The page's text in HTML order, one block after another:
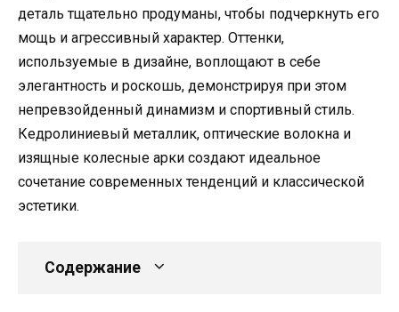
деталь тщательно продуманы, чтобы подчеркнуть его
мощь и агрессивный характер. Оттенки,
используемые в дизайне, воплощают в себе
элегантность и роскошь, демонстрируя при этом
непревзойденный динамизм и спортивный стиль.
Кедролиниевый металлик, оптические волокна и
изящные колесные арки создают идеальное
сочетание современных тенденций и классической
эстетики.
Содержание